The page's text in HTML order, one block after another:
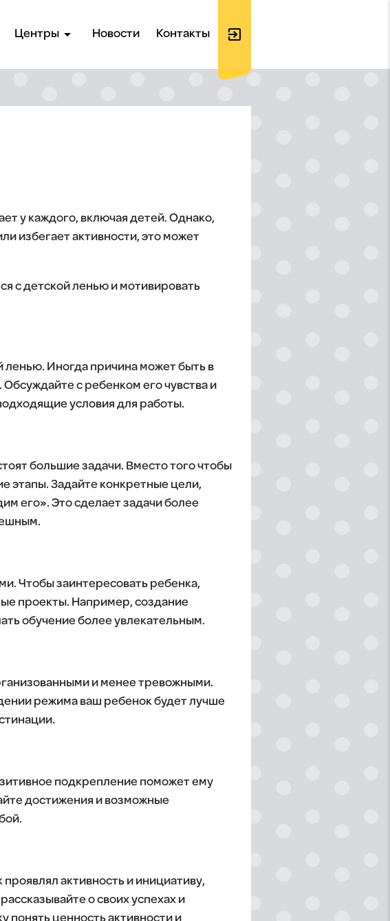
Центры arrow_drop_down Новости Контакты exit_to_app
у каждого, включая детей. Однако,
избегает активности, это может
с детской ленью и мотивировать
Иногда причина может быть в
с ребенком его чувства и
условия для работы.
большие задачи. Вместо того чтобы
этапы. Задайте конкретные цели,
его». Это сделает задачи более
Чтобы заинтересовать ребенка,
проекты. Например, создание
обучение более увлекательным.
и менее тревожными.
режима ваш ребенок будет лучше
подкрепление поможет ему
достижения и возможные
активность и инициативу,
о своих успехах и